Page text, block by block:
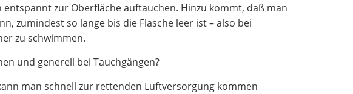
zur Oberfläche auftauchen. Hinzu kommt, daß man
zumindest so lange bis die Flasche leer ist – also bei
zu schwimmen.
und generell bei Tauchgängen?
man schnell zur rettenden Luftversorgung kommen